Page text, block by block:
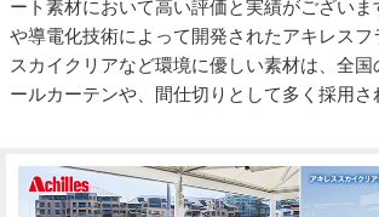
ート素材において高い評価と実績がござい
や導電化技術によって開発されたアキレスフ
スカイクリアなど環境に優しい素材は、全国
ールカーテンや、間仕切りとして多く採用さ